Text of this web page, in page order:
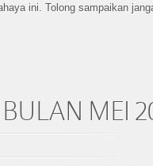
ini. Tolong sampaikan
MEI